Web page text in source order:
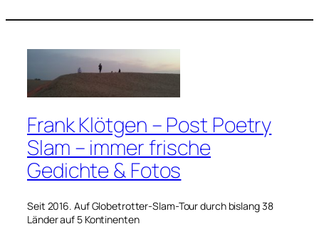
Frank Klötgen – Post Poetry
Slam – immer frische
Gedichte & Fotos
Seit 2016. Auf Globetrotter-Slam-Tour durch bislang 38
Länder auf 5 Kontinenten